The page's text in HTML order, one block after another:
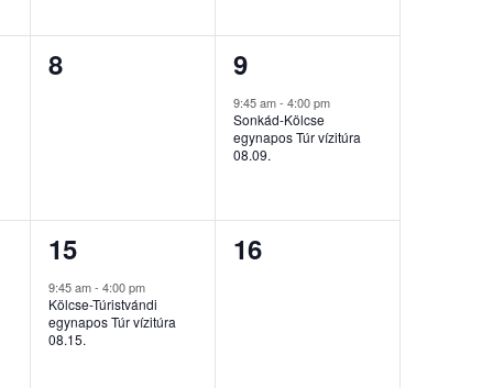
0
8
1
esemény,
9
9:45 am-4:00 pm
Sonkád-Kölcse
egynapos Túr vízitúra
08.09.
1
esemény,
15
9:45 am-4:00 pm
Kölcse-Túristvándi
egynapos Túr vízitúra
08.15.
0
16